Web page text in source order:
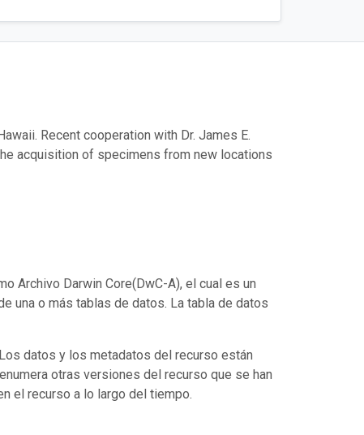
Recent cooperation with Dr. James E.
acquisition of specimens from new locations
Archivo Darwin Core(DwC-A), el cual es un
una o más tablas de datos. La tabla de datos
datos y los metadatos del recurso están
enumera otras versiones del recurso que se han
el recurso a lo largo del tiempo.